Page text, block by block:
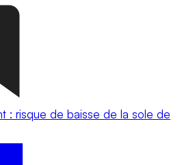
: risque de baisse de la sole de